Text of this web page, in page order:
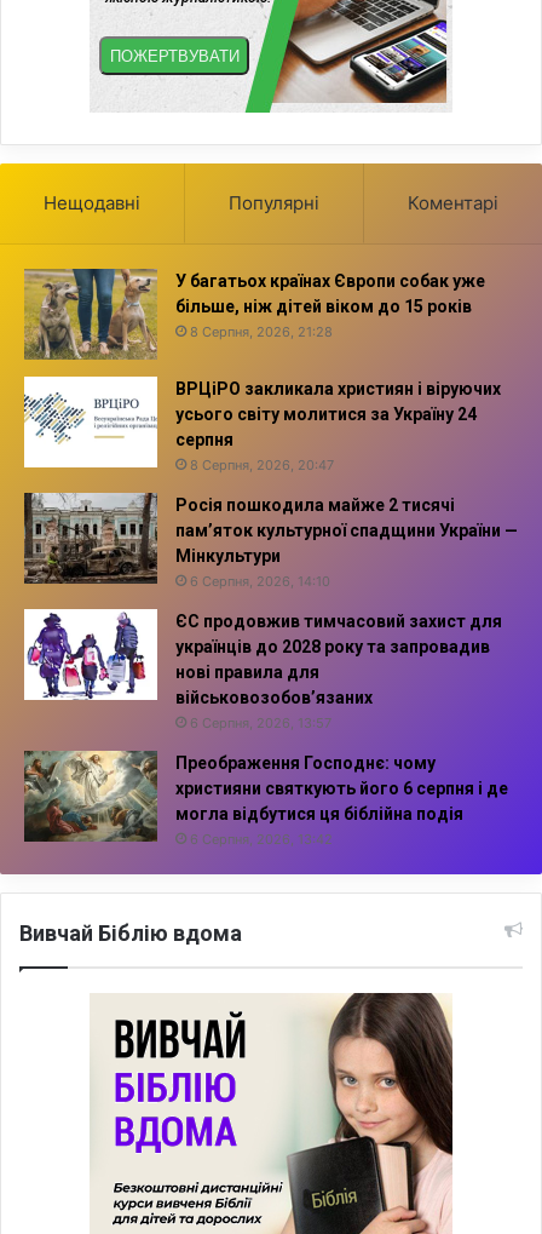
Нещодавні Популярні Коментарі
У багатьох країнах Європи собак уже
більше, ніж дітей віком до 15 років
8 Серпня, 2026, 21:28
ВРЦіРО закликала християн і віруючих
усього світу молитися за Україну 24
серпня
8 Серпня, 2026, 20:47
Росія пошкодила майже 2 тисячі
пам’яток культурної спадщини України —
Мінкультури
6 Серпня, 2026, 14:10
ЄС продовжив тимчасовий захист для
українців до 2028 року та запровадив
нові правила для
військовозобов’язаних
6 Серпня, 2026, 13:57
Преображення Господнє: чому
християни святкують його 6 серпня і де
могла відбутися ця біблійна подія
6 Серпня, 2026, 13:42
Вивчай Біблію вдома